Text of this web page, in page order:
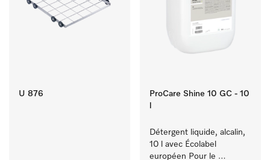
U 876
ProCare Shine 10 GC - 10
Détergent liquide, alcalin,
10 l avec Écolabel
européen Pour le